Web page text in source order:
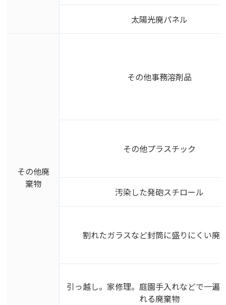
太陽光廃パネル
その他廃
棄物
その他事務溶剤品
その他プラスチック
汚染した発砲スチロール
割れたガラスなど封筒に盛りにくい廃
引っ越し。家修理。庭園手入れなどで一遍
れる廃棄物